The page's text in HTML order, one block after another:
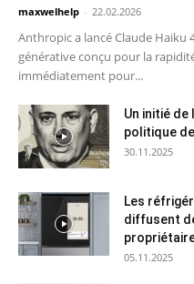
maxwelhelp - 22.02.2026
Anthropic a lancé Claude Haiku
générative conçu pour la
immédiatement pour...
Un initié
politique
30.11.2025
Les
diffusent
05.11.2025